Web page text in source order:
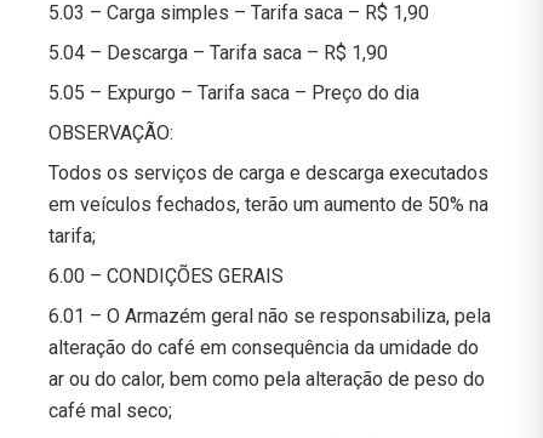
5.03 – Carga simples – Tarifa saca – R$ 1,90
5.04 – Descarga – Tarifa saca – R$ 1,90
5.05 – Expurgo – Tarifa saca – Preço do dia
OBSERVAÇÃO:
Todos os serviços de carga e descarga executados
em veículos fechados, terão um aumento de 50% na
tarifa;
6.00 – CONDIÇÕES GERAIS
6.01 – O Armazém geral não se responsabiliza, pela
alteração do café em consequência da umidade do
ar ou do calor, bem como pela alteração de peso do
café mal seco;